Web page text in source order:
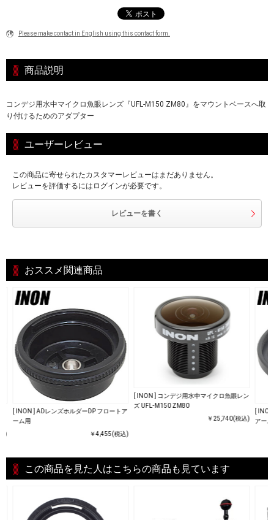
Please make contact in English using this contact form.
商品説明
コンデジ用水中マイクロ魚眼レンズ『UFL-M150 ZM80』をマウントベースへ取
り付けるためのアダプター
ユーザーレビュー
この商品に寄せられたカスタマーレビューはまだありません。
レビューを評価するにはログインが必要です。
レビューを書く
おススメ関連商品
)
[ INON ] ADレンズホルダーDP フロートア
ーム用
￥4,455(税込)
[ INON ] コンデジ用水中マイクロ魚眼レン
ズ UFL-M150 ZM80
￥25,740(税込)
[
アーム
この商品を見た人はこちらの商品も見ています